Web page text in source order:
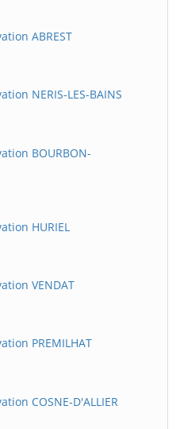
ABREST
NERIS-LES-BAINS
BOURBON-
HURIEL
VENDAT
PREMILHAT
COSNE-D'ALLIER